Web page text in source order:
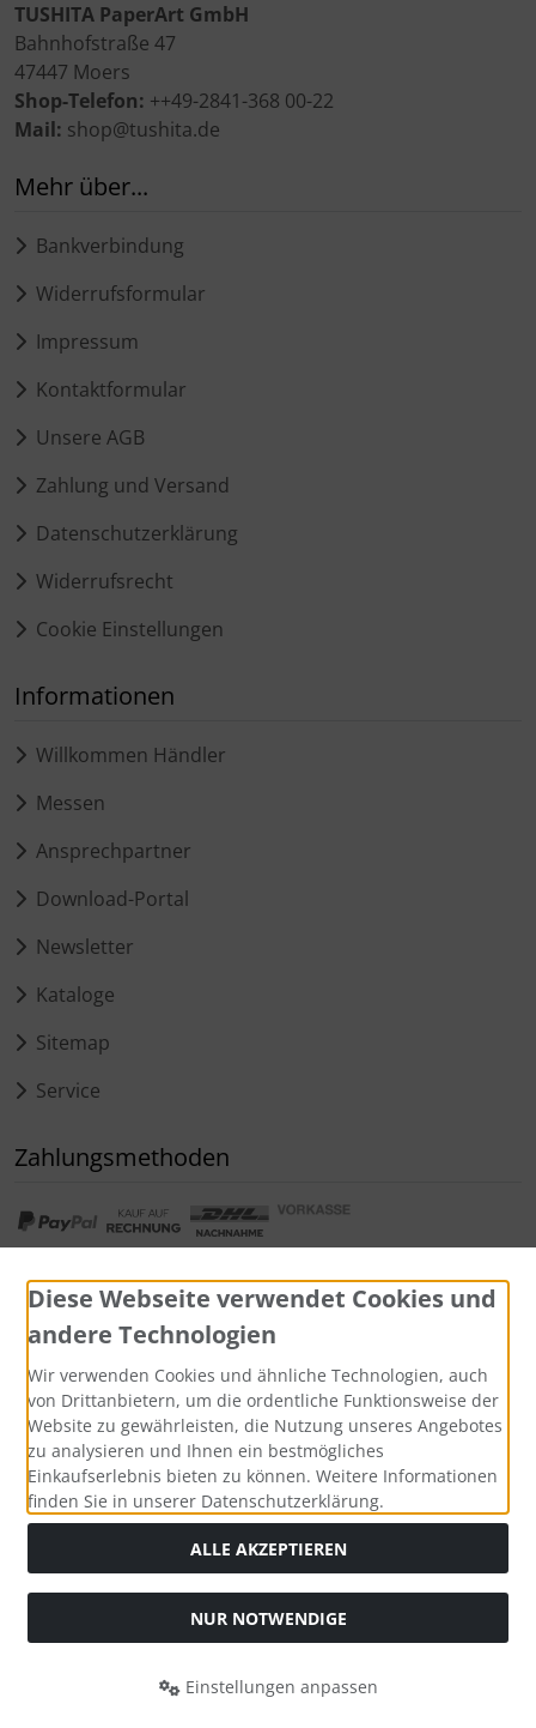
TUSHITA PaperArt GmbH
Bahnhofstraße 47
47447 Moers
Shop-Telefon: ++49-2841-368 00-22
Mail: shop@tushita.de
Mehr über...
Bankverbindung
Widerrufsformular
Impressum
Kontaktformular
Unsere AGB
Zahlung und Versand
Datenschutzerklärung
Widerrufsrecht
Cookie Einstellungen
Informationen
Willkommen Händler
Messen
Ansprechpartner
Download-Portal
Newsletter
Kataloge
Sitemap
Service
Zahlungsmethoden
Alle Preise inkl. gesetzl. MwSt. zzgl.Versandkosten
durchgestrichenen Preise entsprechen dem bisherigen Preis
Tushita PaperArt GmbH © 2026 | Template © 2026 by Karl
Diese Webseite verwendet Cookies und
andere Technologien
Wir verwenden Cookies und ähnliche Technologien, auch
von Drittanbietern, um die ordentliche Funktionsweise der
Website zu gewährleisten, die Nutzung unseres Angebotes
zu analysieren und Ihnen ein bestmögliches
Einkaufserlebnis bieten zu können. Weitere Informationen
finden Sie in unserer Datenschutzerklärung.
ALLE AKZEPTIEREN
NUR NOTWENDIGE
Einstellungen anpassen